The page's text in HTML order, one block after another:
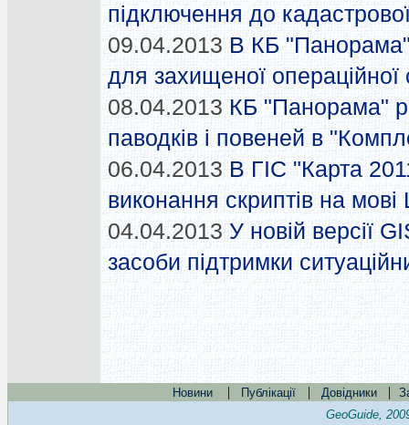
підключення до
09.04.2013 В КБ
для захищеної операційної
08.04.2013 КБ "Панорама"
паводків і повеней в
06.04.2013 В ГІС "Карта
виконання скриптів на мові
04.04.2013 У новій версії
засоби підтримки
Новини | Публікації | Довідники |
GeoGuide,